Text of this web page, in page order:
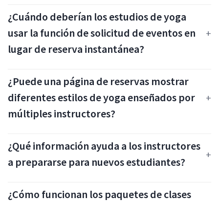
¿Cuándo deberían los estudios de yoga
usar la función de solicitud de eventos en
lugar de reserva instantánea?
¿Puede una página de reservas mostrar
diferentes estilos de yoga enseñados por
múltiples instructores?
¿Qué información ayuda a los instructores
a prepararse para nuevos estudiantes?
¿Cómo funcionan los paquetes de clases